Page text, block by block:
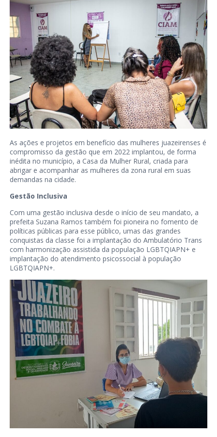
As ações e projetos em benefício das mulheres juazeirenses é
compromisso da gestão que em 2022 implantou, de forma
inédita no município, a Casa da Mulher Rural, criada para
abrigar e acompanhar as mulheres da zona rural em suas
demandas na cidade.
Gestão Inclusiva
Com uma gestão inclusiva desde o início de seu mandato, a
prefeita Suzana Ramos também foi pioneira no fomento de
políticas públicas para esse público, umas das grandes
conquistas da classe foi a implantação do Ambulatório Trans
com harmonização assistida da população LGBTQIAPN+ e
implantação do atendimento psicossocial à população
LGBTQIAPN+.